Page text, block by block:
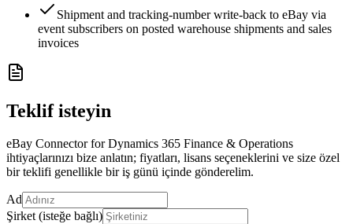
Shipment and tracking-number write-back to eBay via
event subscribers on posted warehouse shipments and sales
invoices
Teklif isteyin
eBay Connector for Dynamics 365 Finance & Operations
ihtiyaçlarınızı bize anlatın; fiyatları, lisans seçeneklerini ve size özel
bir teklifi genellikle bir iş günü içinde gönderelim.
Ad
Şirket (isteğe bağlı)